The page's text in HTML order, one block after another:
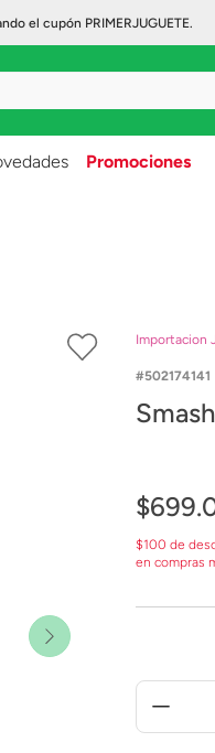
el cupón PRIMERJUGUETE.
Promociones
Importacion
502174141
$699.
$100 de
en compras